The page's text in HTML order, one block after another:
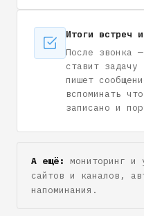
Итоги встреч
После звонка
ставит
пишет
вспоминать
записано и
А ещё:
мониторинг и
сайтов и каналов,
напоминания.